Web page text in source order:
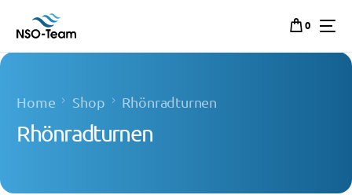
0
Home Shop Rhönradturnen
Rhönradturnen